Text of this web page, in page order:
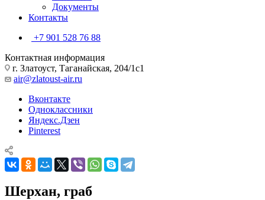
Документы
Контакты
+7 901 528 76 88
Контактная информация
г. Златоуст, Таганайская, 204/1с1
air@zlatoust-air.ru
Вконтакте
Одноклассники
Яндекс.Дзен
Pinterest
Шерхан, граб